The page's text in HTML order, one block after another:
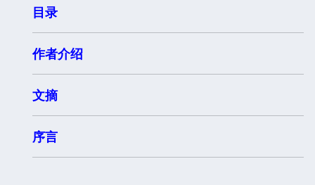
目录
作者介绍
文摘
序言